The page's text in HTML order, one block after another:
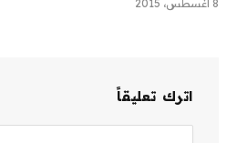
8 أغسطس، 2015
اترك تعليقاً